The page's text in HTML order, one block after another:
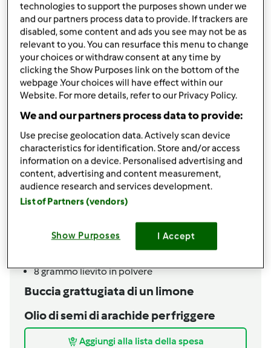
Aggiungi alle mie raccolte
condividi la ricetta
Crea variante
Ingredienti
Frittelle di riso
100grammoriso
200grammolatte intero
grammofarina 00
8grammolievito in polvere
Buccia grattugiata di un limone
Olio di semi di arachide per friggere
Aggiungi alla lista della spesa
technologies to support the purposes shown under we
and our partners process data to provide. If trackers are
disabled, some content and ads you see may not be as
relevant to you. You can resurface this menu to change
your choices or withdraw consent at any time by
clicking the Show Purposes link on the bottom of the
webpage .Your choices will have effect within our
Website. For more details, refer to our Privacy Policy.
We and our partners process data to provide:
Use precise geolocation data. Actively scan device
characteristics for identification. Store and/or access
information on a device. Personalised advertising and
content, advertising and content measurement,
audience research and services development.
List of Partners (vendors)
Show Purposes I Accept